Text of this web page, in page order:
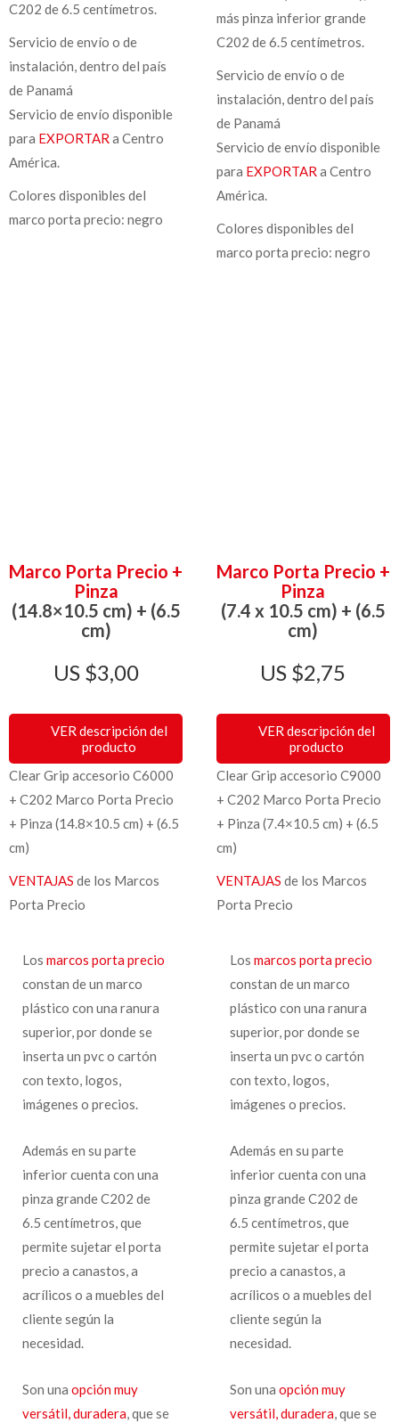
C202 de 6.5 centímetros.
Servicio de envío o de
instalación, dentro del país
de Panamá
Servicio de envío disponible
para EXPORTAR a Centro
América.
Colores disponibles del
marco porta precio: negro
más pinza inferior grande
C202 de 6.5 centímetros.
Servicio de envío o de
instalación, dentro del país
de Panamá
Servicio de envío disponible
para EXPORTAR a Centro
América.
Colores disponibles del
marco porta precio: negro
Marco Porta Precio +
Pinza
(14.8×10.5 cm) + (6.5
cm)
$3,00
VER descripción del
producto
Clear Grip accesorio C6000
+ C202 Marco Porta Precio
+ Pinza (14.8×10.5 cm) + (6.5
cm)
VENTAJAS de los Marcos
Porta Precio
Los marcos porta precio
constan de un marco
plástico con una ranura
superior, por donde se
inserta un pvc o cartón
con texto, logos,
imágenes o precios.
Además en su parte
inferior cuenta con una
pinza grande C202 de
6.5 centímetros, que
permite sujetar el porta
precio a canastos, a
acrílicos o a muebles del
cliente según la
necesidad.
Son una opción muy
versátil, duradera, que se
Marco Porta Precio +
Pinza
(7.4 x 10.5 cm) + (6.5
cm)
$2,75
VER descripción del
producto
Clear Grip accesorio C9000
+ C202 Marco Porta Precio
+ Pinza (7.4×10.5 cm) + (6.5
cm)
VENTAJAS de los Marcos
Porta Precio
Los marcos porta precio
constan de un marco
plástico con una ranura
superior, por donde se
inserta un pvc o cartón
con texto, logos,
imágenes o precios.
Además en su parte
inferior cuenta con una
pinza grande C202 de
6.5 centímetros, que
permite sujetar el porta
precio a canastos, a
acrílicos o a muebles del
cliente según la
necesidad.
Son una opción muy
versátil, duradera, que se